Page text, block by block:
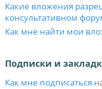
Какие вложения
консультативном
Как мне найти мои
Подписки и
Как мне подписаться